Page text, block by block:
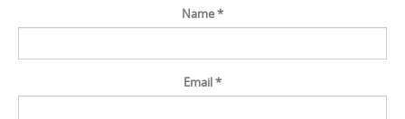
Name*
Email*